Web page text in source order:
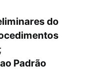
do
Padrão